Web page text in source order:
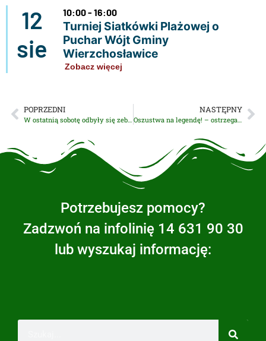
12
sie
10:00 - 16:00
Turniej Siatkówki Plażowej o
Puchar Wójt Gminy
Wierzchosławice
Zobacz więcej
POPRZEDNI NASTĘPNY
Oszustwa na legendę! – ostrzega Policja
Potrzebujesz pomocy?
Zadzwoń na infolinię 14 631 90 30
lub wyszukaj informację: